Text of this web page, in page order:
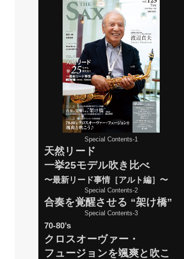
Special Contents-1
天然リード
一挙25モデル吹き比べ
〜最新リード事情［アルト編］〜
Special Contents-2
合奏を覚醒させる “架け橋”
Special Contents-3
70-80’s
クロスオーヴァー・
フュージョンを颯爽と吹こ